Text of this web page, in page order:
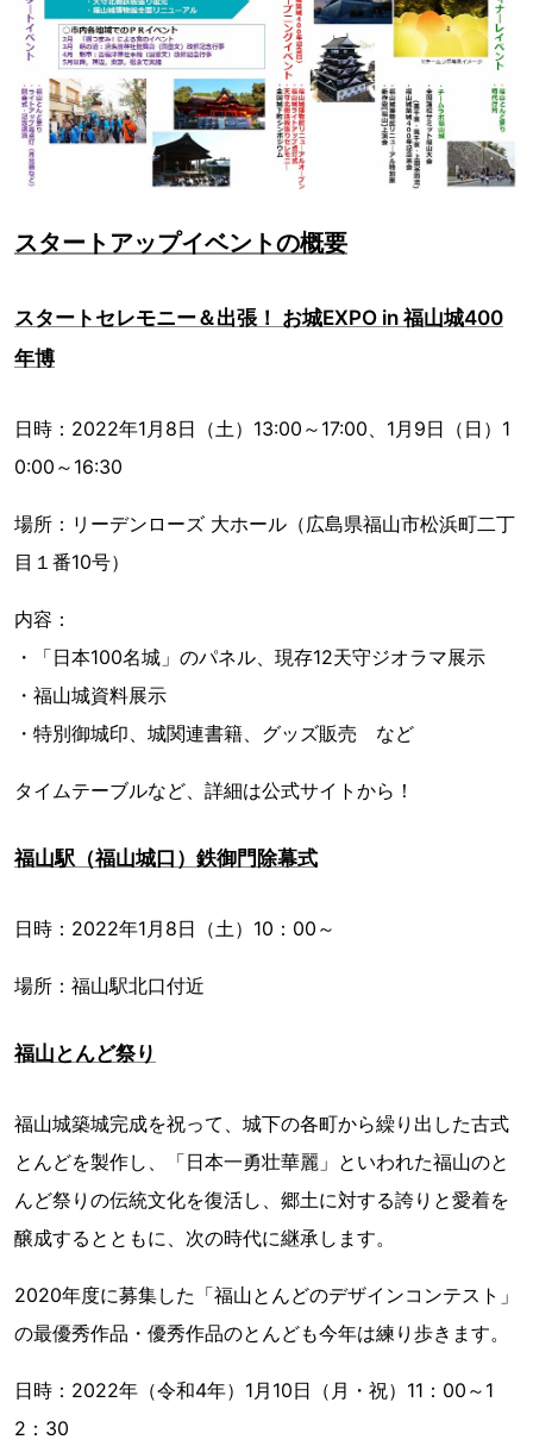
スタートアップイベントの概要
スタートセレモニー＆出張！ お城EXPO in 福山城400
年博
日時：2022年1月8日（土）13:00～17:00、1月9日（日）1
0:00～16:30
場所：リーデンローズ 大ホール（広島県福山市松浜町二丁
目１番10号）
内容：
・「日本100名城」のパネル、現存12天守ジオラマ展示
・福山城資料展示
・特別御城印、城関連書籍、グッズ販売 など
タイムテーブルなど、詳細は公式サイトから！
福山駅（福山城口）鉄御門除幕式
日時：2022年1月8日（土）10：00～
場所：福山駅北口付近
福山とんど祭り
福山城築城完成を祝って、城下の各町から繰り出した古式
とんどを製作し、「日本一勇壮華麗」といわれた福山のと
んど祭りの伝統文化を復活し、郷土に対する誇りと愛着を
醸成するとともに、次の時代に継承します。
2020年度に募集した「福山とんどのデザインコンテスト」
の最優秀作品・優秀作品のとんども今年は練り歩きます。
日時：2022年（令和4年）1月10日（月・祝）11：00～1
2：30